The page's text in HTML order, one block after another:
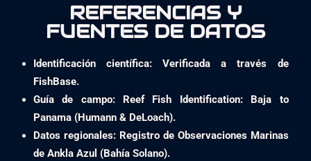
REFERENCIAS Y
FUENTES DE DATOS
Identificación científica: Verificada a través de
FishBase.
Guía de campo: Reef Fish Identification: Baja to
Panama (Humann & DeLoach).
Datos regionales: Registro de Observaciones Marinas
de Ankla Azul (Bahía Solano).